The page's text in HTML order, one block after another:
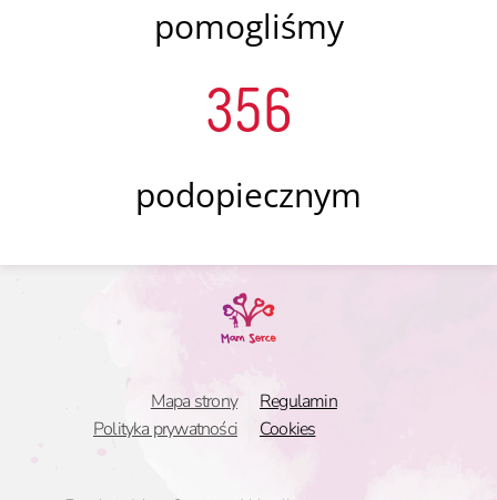
pomogliśmy
356
podopiecznym
Mapa strony
Polityka prywatności
Regulamin
Cookies